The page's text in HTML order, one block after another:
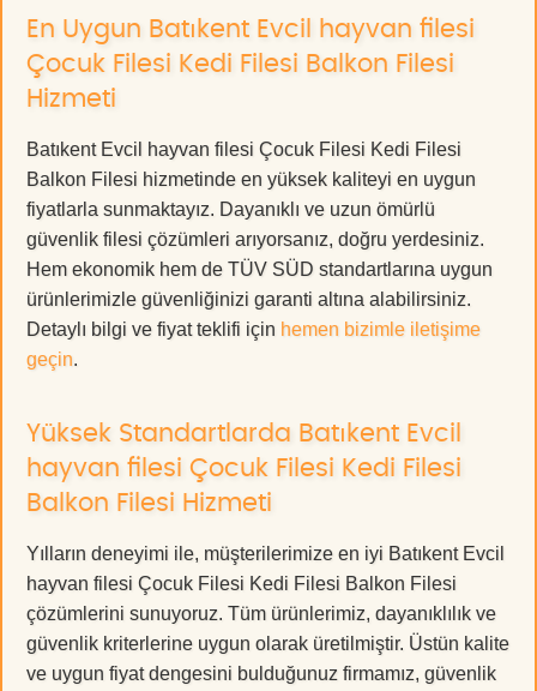
En Uygun Batıkent Evcil hayvan filesi
Çocuk Filesi Kedi Filesi Balkon Filesi
Hizmeti
Batıkent Evcil hayvan filesi Çocuk Filesi Kedi Filesi
Balkon Filesi hizmetinde en yüksek kaliteyi en uygun
fiyatlarla sunmaktayız. Dayanıklı ve uzun ömürlü
güvenlik filesi çözümleri arıyorsanız, doğru yerdesiniz.
Hem ekonomik hem de TÜV SÜD standartlarına uygun
ürünlerimizle güvenliğinizi garanti altına alabilirsiniz.
Detaylı bilgi ve fiyat teklifi için hemen bizimle iletişime
geçin.
Yüksek Standartlarda Batıkent Evcil
hayvan filesi Çocuk Filesi Kedi Filesi
Balkon Filesi Hizmeti
Yılların deneyimi ile, müşterilerimize en iyi Batıkent Evcil
hayvan filesi Çocuk Filesi Kedi Filesi Balkon Filesi
çözümlerini sunuyoruz. Tüm ürünlerimiz, dayanıklılık ve
güvenlik kriterlerine uygun olarak üretilmiştir. Üstün kalite
ve uygun fiyat dengesini bulduğunuz firmamız, güvenlik